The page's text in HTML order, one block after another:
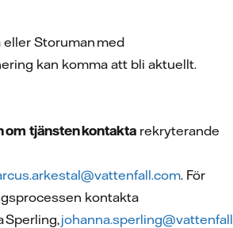
Storuman med
kan komma att bli aktuellt.
om tjänsten kontakta rekryterande
. För
kontakta
Sperling,johanna.sperling@vattenfall